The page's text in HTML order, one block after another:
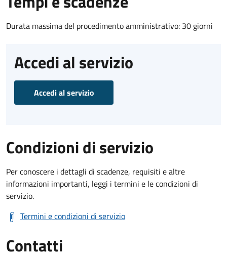
Durata massima del procedimento amministrativo: 30 giorni
Accedi al servizio
Accedi al servizio
Condizioni di servizio
Per conoscere i dettagli di scadenze, requisiti e altre
informazioni importanti, leggi i termini e le condizioni di
servizio.
Termini e condizioni di servizio
Contatti